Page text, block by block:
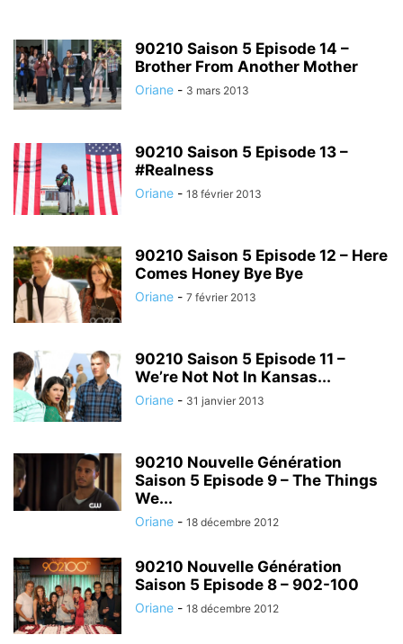
90210 Saison 5 Episode 14 –
Brother From Another Mother
Oriane - 3 mars 2013
90210 Saison 5 Episode 13 –
#Realness
Oriane - 18 février 2013
90210 Saison 5 Episode 12 – Here
Comes Honey Bye Bye
Oriane - 7 février 2013
90210 Saison 5 Episode 11 –
We’re Not Not In Kansas...
Oriane - 31 janvier 2013
90210 Nouvelle Génération
Saison 5 Episode 9 – The Things
We...
Oriane - 18 décembre 2012
90210 Nouvelle Génération
Saison 5 Episode 8 – 902-100
Oriane - 18 décembre 2012